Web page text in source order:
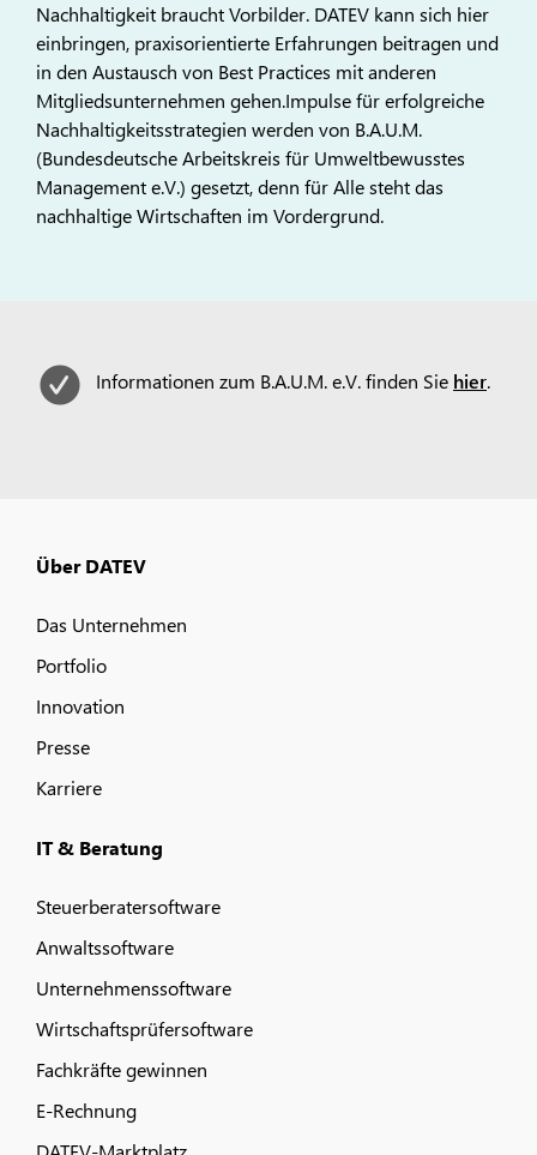
Nachhaltigkeit braucht Vorbilder. DATEV kann sich hier
einbringen, praxisorientierte Erfahrungen beitragen und
in den Austausch von Best Practices mit anderen
Mitgliedsunternehmen gehen.Impulse für erfolgreiche
Nachhaltigkeitsstrategien werden von B.A.U.M.
(Bundesdeutsche Arbeitskreis für Umweltbewusstes
Management e.V.) gesetzt, denn für Alle steht das
nachhaltige Wirtschaften im Vordergrund.
Informationen zum B.A.U.M. e.V. finden Sie hier.
Über DATEV
Das Unternehmen
Portfolio
Innovation
Presse
Karriere
IT & Beratung
Steuerberatersoftware
Anwaltssoftware
Unternehmenssoftware
Wirtschaftsprüfersoftware
Fachkräfte gewinnen
E-Rechnung